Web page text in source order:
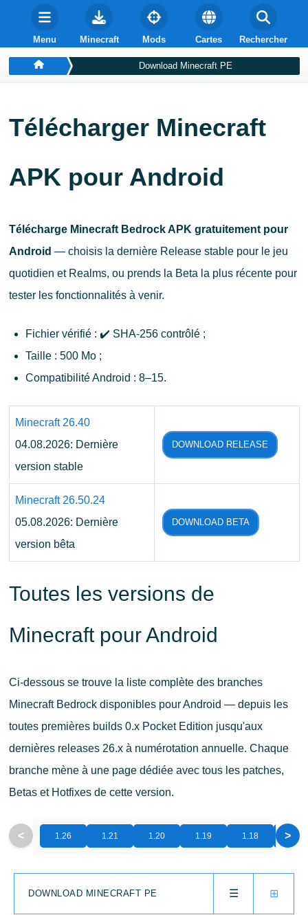
Menu Minecraft Mods Cartes Rechercher
Download Minecraft PE
Télécharger Minecraft
APK pour Android
Télécharge Minecraft Bedrock APK gratuitement pour
Android — choisis la dernière Release stable pour le jeu
quotidien et Realms, ou prends la Beta la plus récente pour
tester les fonctionnalités à venir.
Fichier vérifié : ✔️ SHA-256 contrôlé ;
Taille : 500 Mo ;
Compatibilité Android : 8–15.
Minecraft 26.40
04.08.2026: Dernière
version stable
DOWNLOAD RELEASE
Minecraft 26.50.24
05.08.2026: Dernière
version bêta
DOWNLOAD BETA
Toutes les versions de
Minecraft pour Android
Ci-dessous se trouve la liste complète des branches
Minecraft Bedrock disponibles pour Android — depuis les
toutes premières builds 0.x Pocket Edition jusqu'aux
dernières releases 26.x à numérotation annuelle. Chaque
branche mène à une page dédiée avec tous les patches,
Betas et Hotfixes de cette version.
< 1.26 1.21 1.20 1.19 1.18 1.17
>
⊞
☰
DOWNLOAD MINECRAFT PE